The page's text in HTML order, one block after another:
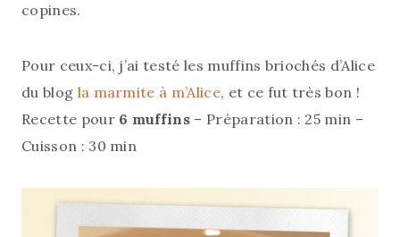
copines.
Pour ceux-ci, j’ai testé les muffins briochés d’Alice
du blog la marmite à m’Alice, et ce fut très bon !
Recette pour 6 muffins – Préparation : 25 min –
Cuisson : 30 min